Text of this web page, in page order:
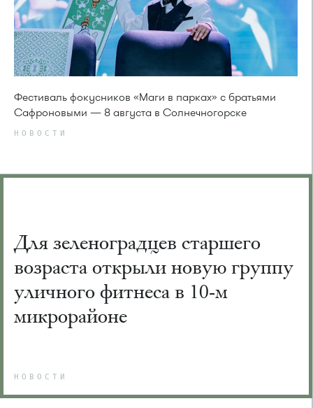
Фестиваль фокусников «Маги в парках» с братьями
Сафроновыми — 8 августа в Солнечногорске
НОВОСТИ
Для зеленоградцев старшего
возраста открыли новую группу
уличного фитнеса в 10-м
микрорайоне
НОВОСТИ